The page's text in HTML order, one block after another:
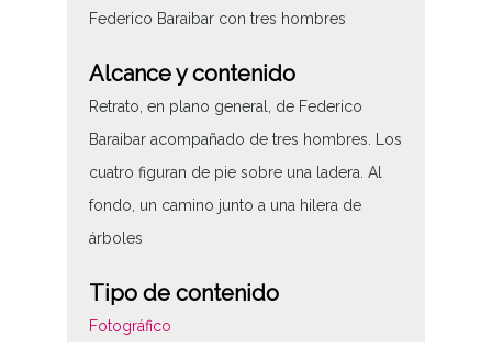
Federico Baraibar con tres hombres
Alcance y contenido
Retrato, en plano general, de Federico
Baraibar acompañado de tres hombres. Los
cuatro figuran de pie sobre una ladera. Al
fondo, un camino junto a una hilera de
árboles
Tipo de contenido
Fotográfico